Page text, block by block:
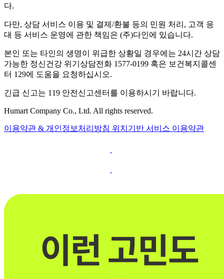
다.
다만, 상담 서비스 이용 및 결제/환불 등의 민원 처리, 고객 응
대 등 서비스 운영에 관한 책임은 (주)다인에 있습니다.
본인 또는 타인의 생명이 위급한 상황일 경우에는 24시간 상담
가능한 정신건강 위기상담전화 1577-0199 혹은 보건복지콜센
터 129에 도움을 요청하십시오.
긴급 신고는 119 안전신고센터를 이용하시기 바랍니다.
Humart Company Co., Ltd. All rights reserved.
이용약관 & 개인정보처리방침 위치기반 서비스 이용약관